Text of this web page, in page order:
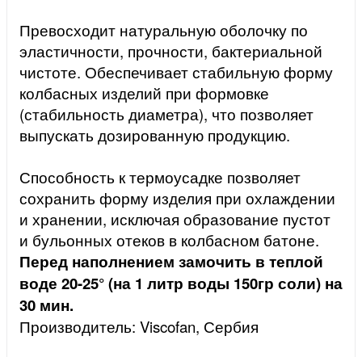
Превосходит натуральную оболочку по
эластичности, прочности, бактериальной
чистоте. Обеспечивает стабильную форму
колбасных изделий при формовке
(стабильность диаметра), что позволяет
выпускать дозированную продукцию.
Способность к термоусадке позволяет
сохранить форму изделия при охлаждении
и хранении, исключая образование пустот
и бульонных отеков в колбасном батоне.
Перед наполнением замочить в теплой
воде 20-25°(на 1 литр воды 150гр соли) на
30 мин.
Производитель: Viscofan, Сербия